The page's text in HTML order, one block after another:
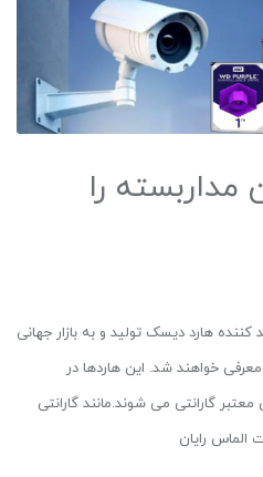
مداربسته را
هارد دیسک تولید و به بازار جهانی
خواهند شد. این هاردها در
گارانتی می شوند.مانند گارانتی
رایان